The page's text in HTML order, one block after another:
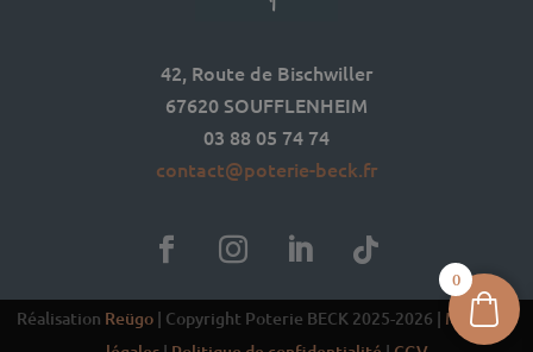
42, Route de Bischwiller
67620 SOUFFLENHEIM
03 88 05 74 74
contact@poterie-beck.fr
Réalisation Reügo | Copyright Poterie BECK 2025-2026 | Mentions
0